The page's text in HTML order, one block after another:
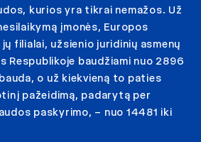
kurios yra tikrai nemažos. Už
įmonės, Europos
filialai, užsienio juridinių asmenų
Respublikoje baudžiami nuo 2896
o už kiekvieną to paties
pažeidimą, padarytą per
paskyrimo, – nuo 14481 iki